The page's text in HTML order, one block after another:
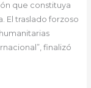
que constituya
El traslado forzoso
finalizó